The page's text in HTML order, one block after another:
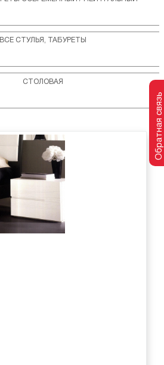
ВСЕ СТУЛЬЯ, ТАБУРЕТЫ
СТОЛОВАЯ
Обратная связь